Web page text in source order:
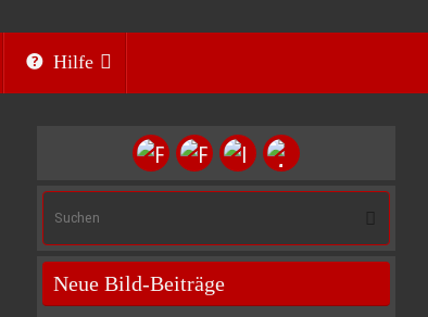
Hilfe
Neue Bild-Beiträge